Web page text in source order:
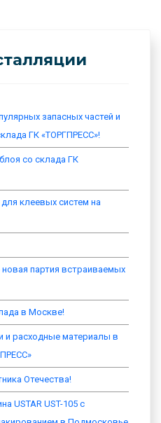
запасных частей и
ГК «ТОРГПРЕСС»!
со склада ГК
клеевых систем на
партия встраиваемых
в Москве!
и расходные материалы в
Отечества!
USTAR UST-105 с